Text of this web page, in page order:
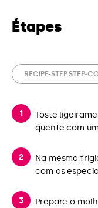
Étapes
RECIPE-STEP.STEP-
Toste
quente com
Na mesma
com as
Prepare o